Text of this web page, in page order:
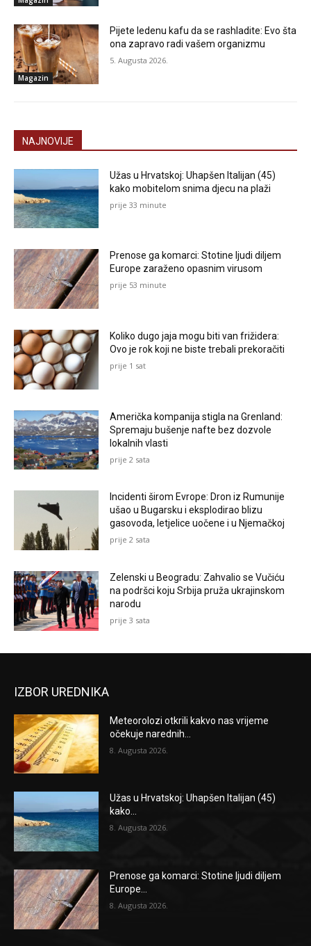
Magazin
Pijete ledenu kafu da se rashladite: Evo šta
ona zapravo radi vašem organizmu
5. Augusta 2026.
NAJNOVIJE
Užas u Hrvatskoj: Uhapšen Italijan (45)
kako mobitelom snima djecu na plaži
prije 33 minute
Prenose ga komarci: Stotine ljudi diljem
Europe zaraženo opasnim virusom
prije 53 minute
Koliko dugo jaja mogu biti van frižidera:
Ovo je rok koji ne biste trebali prekoračiti
prije 1 sat
Američka kompanija stigla na Grenland:
Spremaju bušenje nafte bez dozvole
lokalnih vlasti
prije 2 sata
Incidenti širom Evrope: Dron iz Rumunije
ušao u Bugarsku i eksplodirao blizu
gasovoda, letjelice uočene i u Njemačkoj
prije 2 sata
Zelenski u Beogradu: Zahvalio se Vučiću
na podršci koju Srbija pruža ukrajinskom
narodu
prije 3 sata
IZBOR UREDNIKA
Meteorolozi otkrili kakvo nas vrijeme
očekuje narednih...
8. Augusta 2026.
Užas u Hrvatskoj: Uhapšen Italijan (45)
kako...
8. Augusta 2026.
Prenose ga komarci: Stotine ljudi diljem
Europe...
8. Augusta 2026.